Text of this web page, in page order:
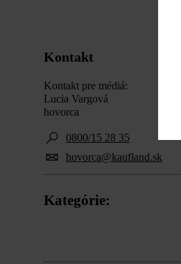
Kontakt
Kontakt pre médiá:
Lucia Vargová
hovorca
0800/15 28 35
hovorca@kaufland.sk
Kategórie: